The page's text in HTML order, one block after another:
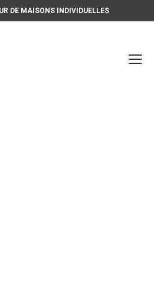
DE MAISONS INDIVIDUELLES